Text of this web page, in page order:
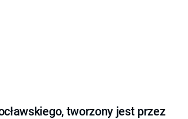
tworzony jest przez